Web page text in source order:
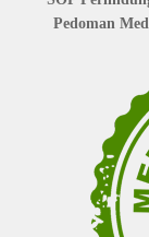
Pedoman